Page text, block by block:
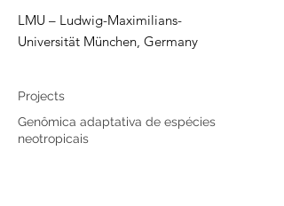
LMU – Ludwig-Maximilians-
Universität München, Germany
Projects
Genômica adaptativa de espécies
neotropicais